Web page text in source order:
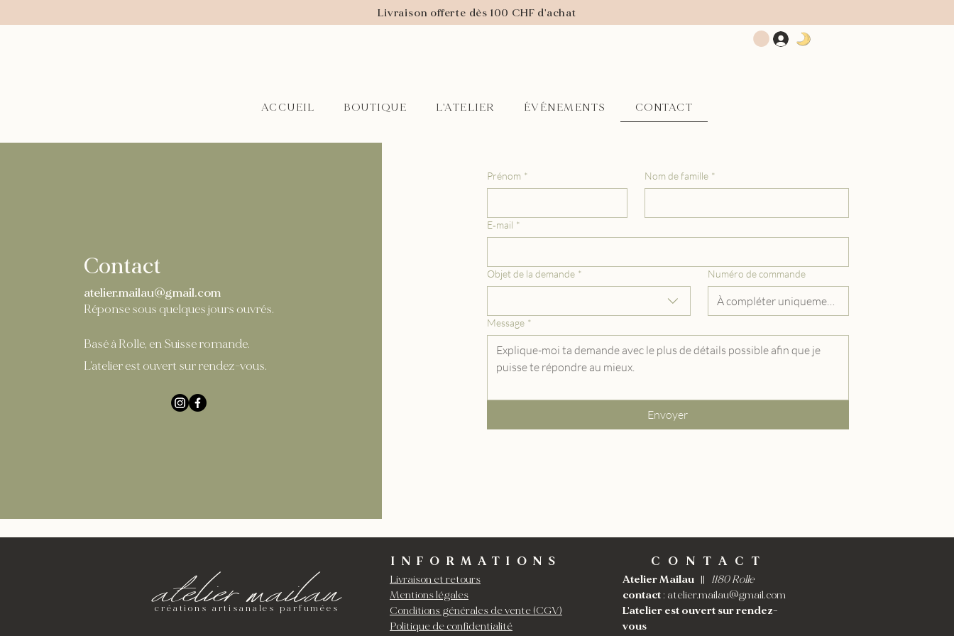
Livraison offerte dès 100 CHF d'achat
ACCUEIL BOUTIQUE L'ATELIER ÉVÉNEMENTS CONTACT
Contact
atelier.mailau@gmail.com
​​Réponse sous quelques jours ouvrés.
Basé à Rolle, en Suisse romande.
L'atelier est ouvert sur rendez-vous.
Prénom * Nom de famille *
E‑mail *
Objet de la demande * Numéro de commande
Message *
Envoyer
atelier mailau
créations artisanales parfumées
INFORMATIONS
Livraison et retours
Mentions légales
Conditions générales de vente (CGV)
Politique de confidentialité
CONTACT
Atelier Mailau || 1180 Rolle
contact : atelier.mailau@gmail.com
L'atelier est ouvert sur rendez-
vous